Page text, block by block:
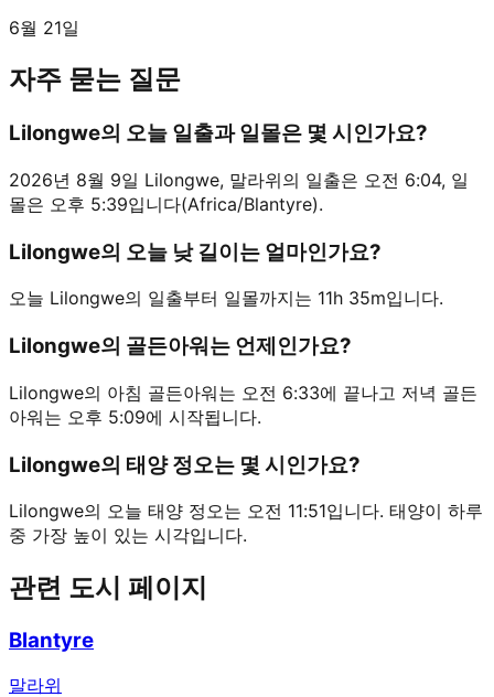
6월 21일
자주 묻는 질문
Lilongwe의 오늘 일출과 일몰은 몇 시인가요?
2026년 8월 9일 Lilongwe, 말라위의 일출은 오전 6:04, 일
몰은 오후 5:39입니다(Africa/Blantyre).
Lilongwe의 오늘 낮 길이는 얼마인가요?
오늘 Lilongwe의 일출부터 일몰까지는 11h 35m입니다.
Lilongwe의 골든아워는 언제인가요?
Lilongwe의 아침 골든아워는 오전 6:33에 끝나고 저녁 골든
아워는 오후 5:09에 시작됩니다.
Lilongwe의 태양 정오는 몇 시인가요?
Lilongwe의 오늘 태양 정오는 오전 11:51입니다. 태양이 하루
중 가장 높이 있는 시각입니다.
관련 도시 페이지
Blantyre
말라위